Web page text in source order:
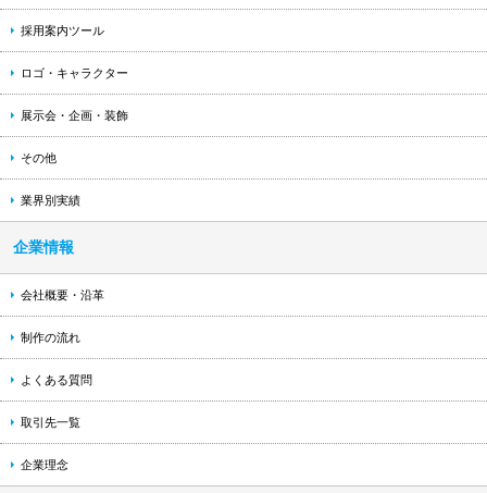
採用案内ツール
ロゴ・キャラクター
展示会・企画・装飾
その他
業界別実績
企業情報
会社概要・沿革
制作の流れ
よくある質問
取引先一覧
企業理念